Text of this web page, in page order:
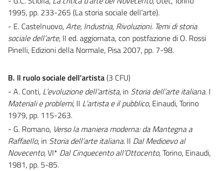
1995, pp. 233-265 (La storia sociale dell’arte).
- E. Castelnuovo,Arte, Industria, Rivoluzioni. Temi di storia
sociale dell’arte, II ed. aggiornata, con postfazione di O. Rossi
Pinelli, Edizioni della Normale, Pisa 2007, pp. 7-98.
B. Il ruolo sociale dell’artista(3 CFU)
- A. Conti, L’evoluzione dell’artista, in Storia dell’arte italiana. I
Materiali e problemi, II L’artista e il pubblico, Einaudi, Torino
1979, pp. 115-263.
- G. Romano, Verso la maniera moderna: da Mantegna a
Raffaello, in Storia dell’arte italiana. II Dal Medioevo al
Novecento, VI* Dal Cinquecento all’Ottocento, Torino, Einaudi,
1981, pp. 5-85.